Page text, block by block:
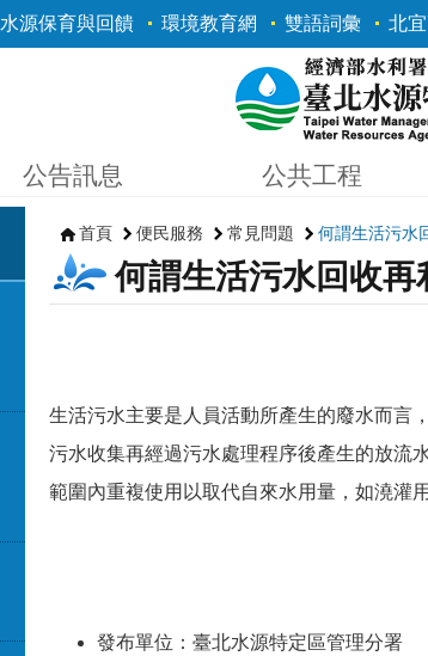
水源保育與回饋 環境教育網 雙語詞彙 北
公告訊息 公共工程
首頁 便民服務 常見問題 何謂生活污水
何謂生活污水回收再
生活污水主要是人員活動所產生的廢水而言
污水收集再經過污水處理程序後產生的放流
範圍內重複使用以取代自來水用量，如澆灌
發布單位：臺北水源特定區管理分署